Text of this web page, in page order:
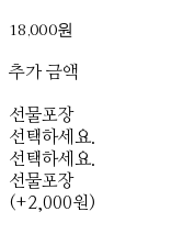
18,000원
추가 금액
선물포장
선택하세요.
선택하세요.
선물포장
(+2,000원)